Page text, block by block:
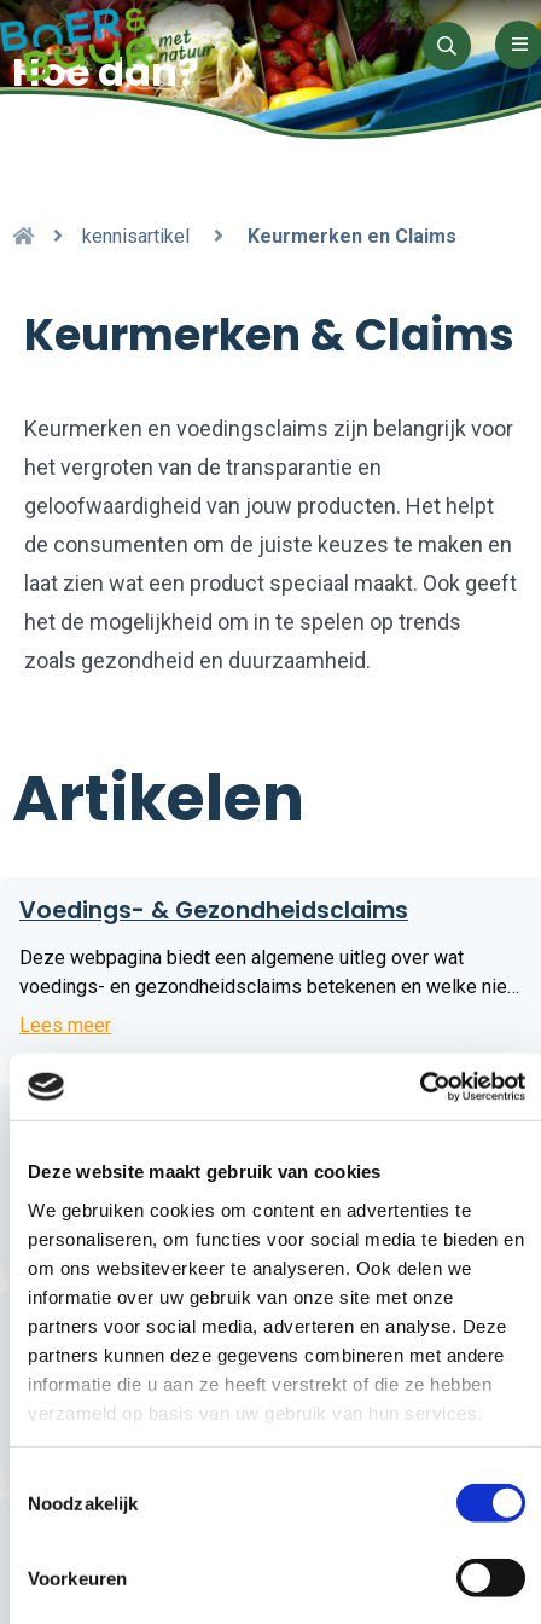
Deze website maakt gebruik van cookies
We gebruiken cookies om content en advertenties te
personaliseren, om functies voor social media te bieden en
om ons websiteverkeer te analyseren. Ook delen we
informatie over uw gebruik van onze site met onze
partners voor social media, adverteren en analyse. Deze
partners kunnen deze gegevens combineren met andere
informatie die u aan ze heeft verstrekt of die ze hebben
verzameld op basis van uw gebruik van hun services.
Noodzakelijk
Voorkeuren
Zoeken
Hoe dan?
kennisartikel Keurmerken en Claims
Keurmerken & Claims
Keurmerken en voedingsclaims zijn belangrijk voor
het vergroten van de transparantie en
geloofwaardigheid van jouw producten. Het helpt
de consumenten om de juiste keuzes te maken en
laat zien wat een product speciaal maakt. Ook geeft
het de mogelijkheid om in te spelen op trends
zoals gezondheid en duurzaamheid.
Artikelen
Voedings- & Gezondheidsclaims
Deze webpagina biedt een algemene uitleg over wat
voedings- en gezondheidsclaims betekenen en welke niet
zijn toegestaan.
Lees meer
meer
Keurmerken MSC & ASC
Deze keurmerken garanderen visproducten die afkomstig
gekweekt. Keurmerk MSC (Duurzame visserij) Bekijk het
hier Keurmerk ASC (Verantwoorde kweek) Bekijk het hier
Lees meer
Lees
meer
Keurmerk: Biologisch
Dit keurmerk garandeert dat producten zijn geproduceerd
klimaat en biodiversiteit.
Lees
meer
Dit keurmerk garandeert dat producten biologisch zijn en
Lees